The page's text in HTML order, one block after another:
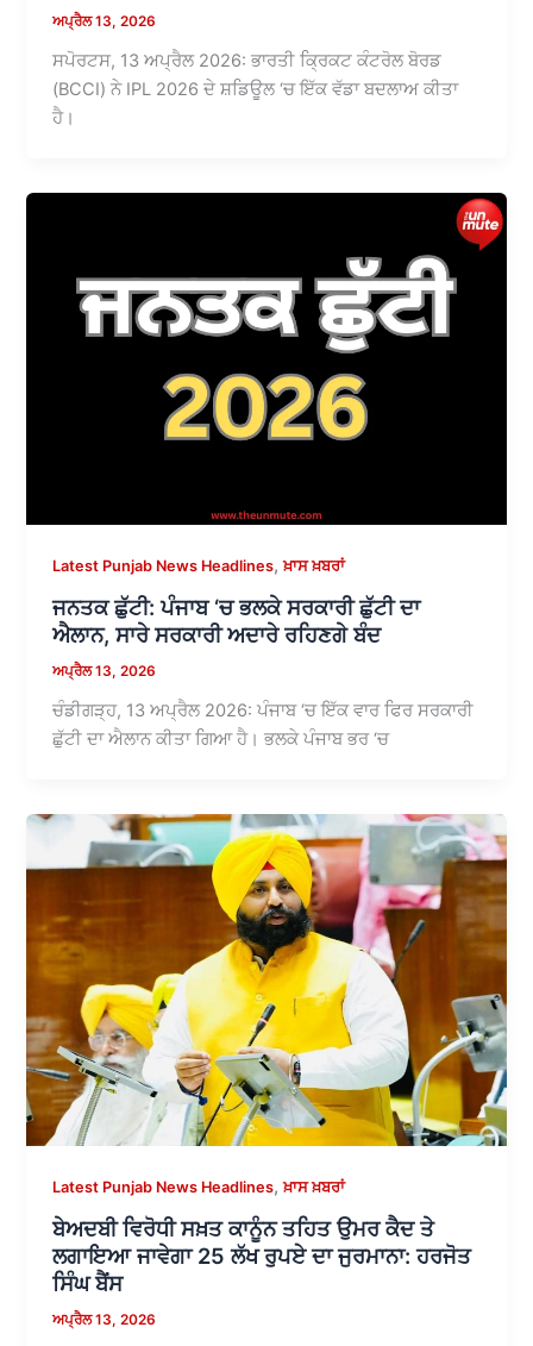
ਅਪ੍ਰੈਲ 13, 2026
ਸਪੋਰਟਸ, 13 ਅਪ੍ਰੈਲ 2026: ਭਾਰਤੀ ਕ੍ਰਿਕਟ ਕੰਟਰੋਲ ਬੋਰਡ
(BCCI) ਨੇ IPL 2026 ਦੇ ਸ਼ਡਿਊਲ ‘ਚ ਇੱਕ ਵੱਡਾ ਬਦਲਾਅ ਕੀਤਾ
ਹੈ।
Latest Punjab News Headlines,ਖ਼ਾਸ ਖ਼ਬਰਾਂ
ਜਨਤਕ ਛੁੱਟੀ: ਪੰਜਾਬ ‘ਚ ਭਲਕੇ ਸਰਕਾਰੀ ਛੁੱਟੀ ਦਾ
ਐਲਾਨ, ਸਾਰੇ ਸਰਕਾਰੀ ਅਦਾਰੇ ਰਹਿਣਗੇ ਬੰਦ
ਅਪ੍ਰੈਲ 13, 2026
ਚੰਡੀਗੜ੍ਹ, 13 ਅਪ੍ਰੈਲ 2026: ਪੰਜਾਬ ‘ਚ ਇੱਕ ਵਾਰ ਫਿਰ ਸਰਕਾਰੀ
ਛੁੱਟੀ ਦਾ ਐਲਾਨ ਕੀਤਾ ਗਿਆ ਹੈ। ਭਲਕੇ ਪੰਜਾਬ ਭਰ ‘ਚ
Latest Punjab News Headlines,ਖ਼ਾਸ ਖ਼ਬਰਾਂ
ਬੇਅਦਬੀ ਵਿਰੋਧੀ ਸਖ਼ਤ ਕਾਨੂੰਨ ਤਹਿਤ ਉਮਰ ਕੈਦ ਤੇ
ਲਗਾਇਆ ਜਾਵੇਗਾ 25 ਲੱਖ ਰੁਪਏ ਦਾ ਜੁਰਮਾਨਾ: ਹਰਜੋਤ
ਸਿੰਘ ਬੈਂਸ
ਅਪ੍ਰੈਲ 13, 2026